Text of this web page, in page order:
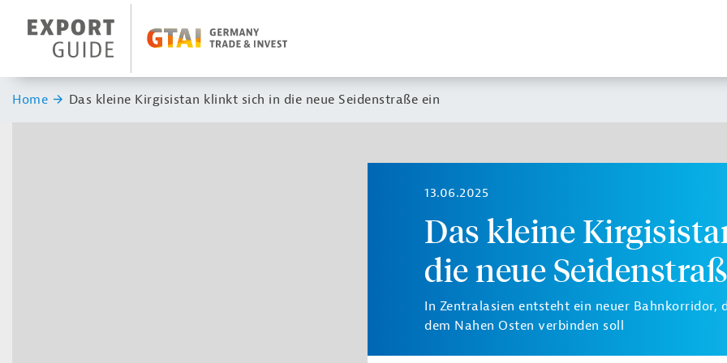
Header Logo
Sie sind hier:
Home Das kleine Kirgisistan klinkt sich in die neue Seidenstraße ein
13.06.2025
Das kleine
die neue
In Zentralasien entsteht ein neuer Bahnkorridor,
dem Nahen Osten verbinden soll